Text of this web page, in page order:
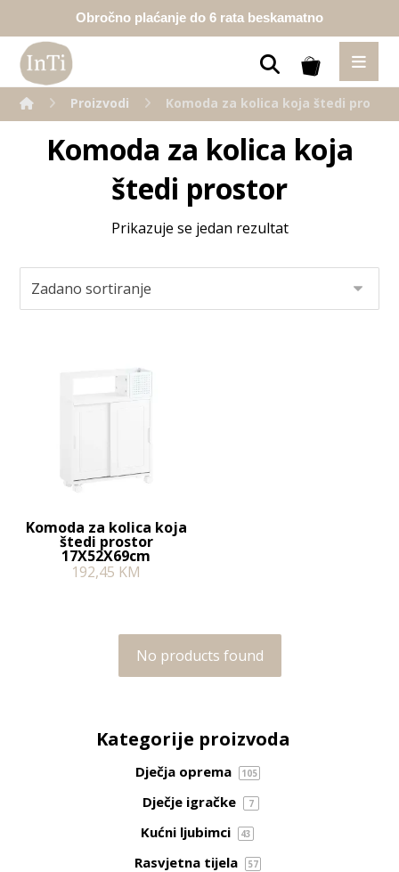
Obročno plaćanje do 6 rata beskamatno
Proizvodi Komoda za kolica koja štedi prostor
Komoda za kolica koja
štedi prostor
Prikazuje se jedan rezultat
Komoda za kolica koja
štedi prostor
17X52X69cm
192,45 KM
No products found
Kategorije proizvoda
Dječja oprema 105
Dječje igračke 7
Kućni ljubimci 43
Rasvjetna tijela 57